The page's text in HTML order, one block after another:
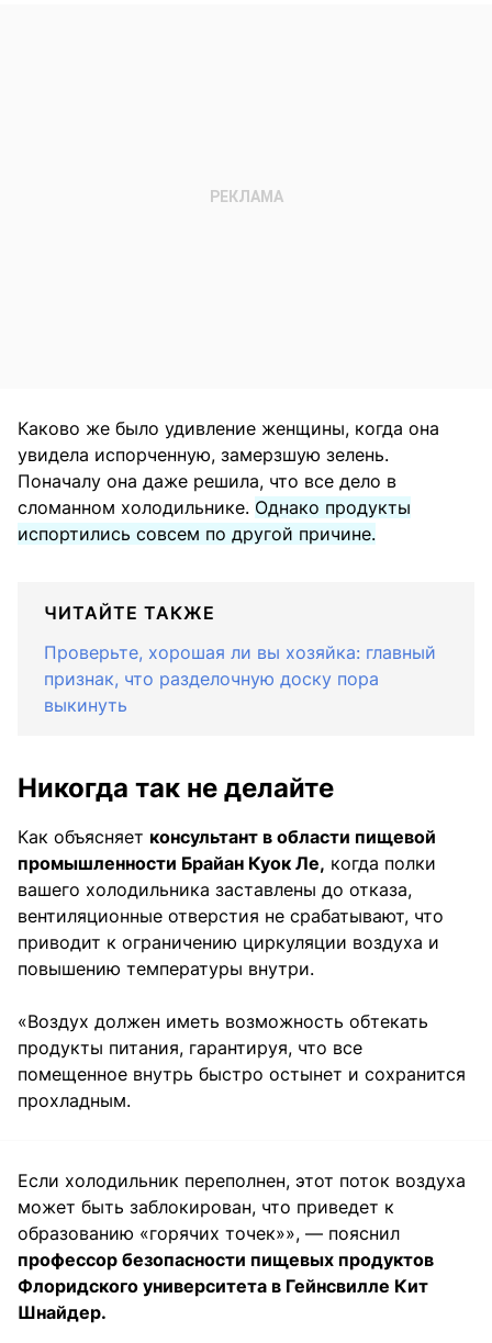
Каково же было удивление женщины, когда она
увидела испорченную, замерзшую зелень.
Поначалу она даже решила, что все дело в
сломанном холодильнике. Однако продукты
испортились совсем по другой причине.
ЧИТАЙТЕ ТАКЖЕ
Проверьте, хорошая ли вы хозяйка: главный
признак, что разделочную доску пора
выкинуть
Никогда так не делайте
Как объясняет консультант в области пищевой
промышленности Брайан Куок Ле, когда полки
вашего холодильника заставлены до отказа,
вентиляционные отверстия не срабатывают, что
приводит к ограничению циркуляции воздуха и
повышению температуры внутри.
«Воздух должен иметь возможность обтекать
продукты питания, гарантируя, что все
помещенное внутрь быстро остынет и сохранится
прохладным.
Если холодильник переполнен, этот поток воздуха
может быть заблокирован, что приведет к
образованию «горячих точек»», — пояснил
профессор безопасности пищевых продуктов
Флоридского университета в Гейнсвилле Кит
Шнайдер.